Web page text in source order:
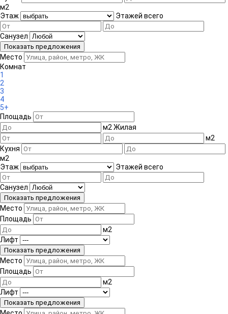
м2
Этаж
Этажей всего
Санузел
Место
Комнат
1
2
3
4
5+
Площадь
м2 Жилая
м2
Кухня
м2
Этаж
Этажей всего
Санузел
Место
Площадь
м2
Лифт
Место
Площадь
м2
Лифт